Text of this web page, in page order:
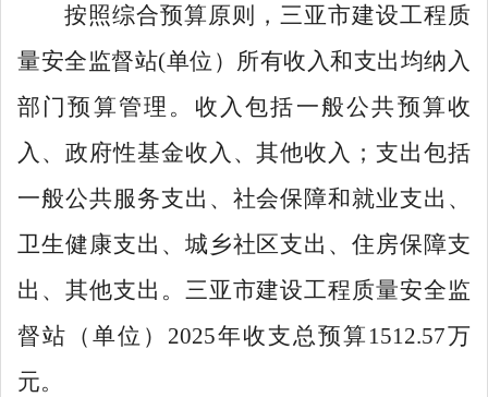
按照综合预算原则，三亚市建设工程质
量安全监督站(单位）所有收入和支出均纳入
部门预算管理。收入包括一般公共预算收
入、政府性基金收入、其他收入；支出包括
一般公共服务支出、社会保障和就业支出、
卫生健康支出、城乡社区支出、住房保障支
出、其他支出。三亚市建设工程质量安全监
督站（单位） 2025年收支总预算 1512.57万
元。